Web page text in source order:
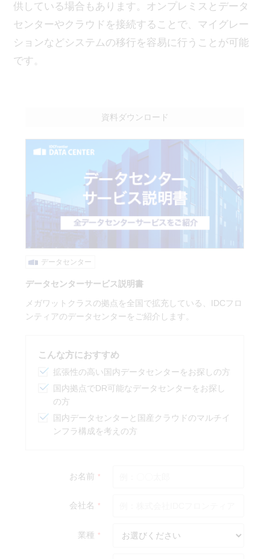
供している場合もあります。オンプレミスとデータ
センターやクラウドを接続することで、マイグレー
ションなどシステムの移行を容易に行うことが可能
です。